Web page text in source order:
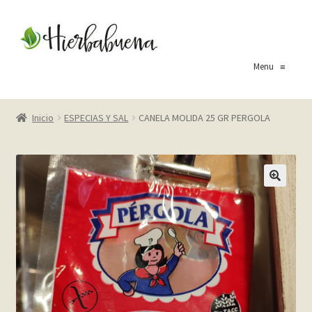
aal
Menu≡
Inicio
Blog
Carrito
Cart
Checkout
Inicio ESPECIAS Y SAL CANELA MOLIDA 25 GR PERGOLA